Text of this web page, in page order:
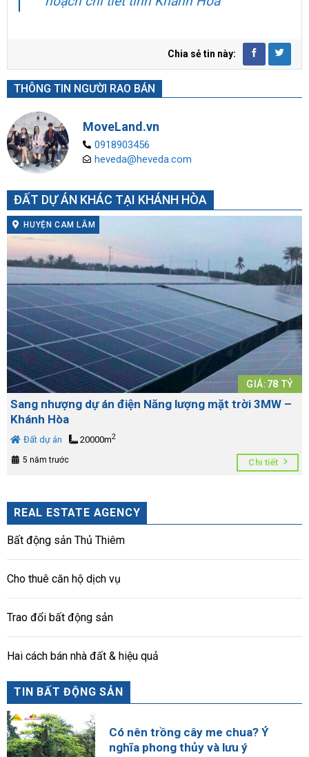
Chia sẻ tin này:
THÔNG TIN NGƯỜI RAO BÁN
MoveLand.vn
0918903456
heveda@heveda.com
ĐẤT DỰ ÁN KHÁC TẠI KHÁNH HÒA
HUYỆN CAM LÂM
GIÁ:78 TỶ
Sang nhượng dự án điện Năng lượng mặt trời 3MW –
Khánh Hòa
Đất dự án 20000m2
5 năm trước Chi tiết
REAL ESTATE AGENCY
Bất động sản Thủ Thiêm
Cho thuê căn hộ dịch vụ
Trao đổi bất động sản
Hai cách bán nhà đất & hiệu quả
TIN BẤT ĐỘNG SẢN
Có nên trồng cây me chua? Ý
nghĩa phong thủy và lưu ý